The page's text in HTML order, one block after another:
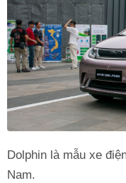
Dolphin là mẫu xe
Nam.